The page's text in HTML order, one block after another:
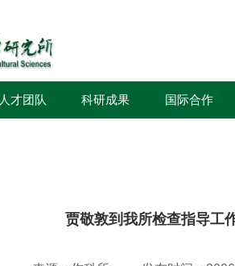
人才团队 科研成果 国际合作
贾敬敦到我所检查指导工